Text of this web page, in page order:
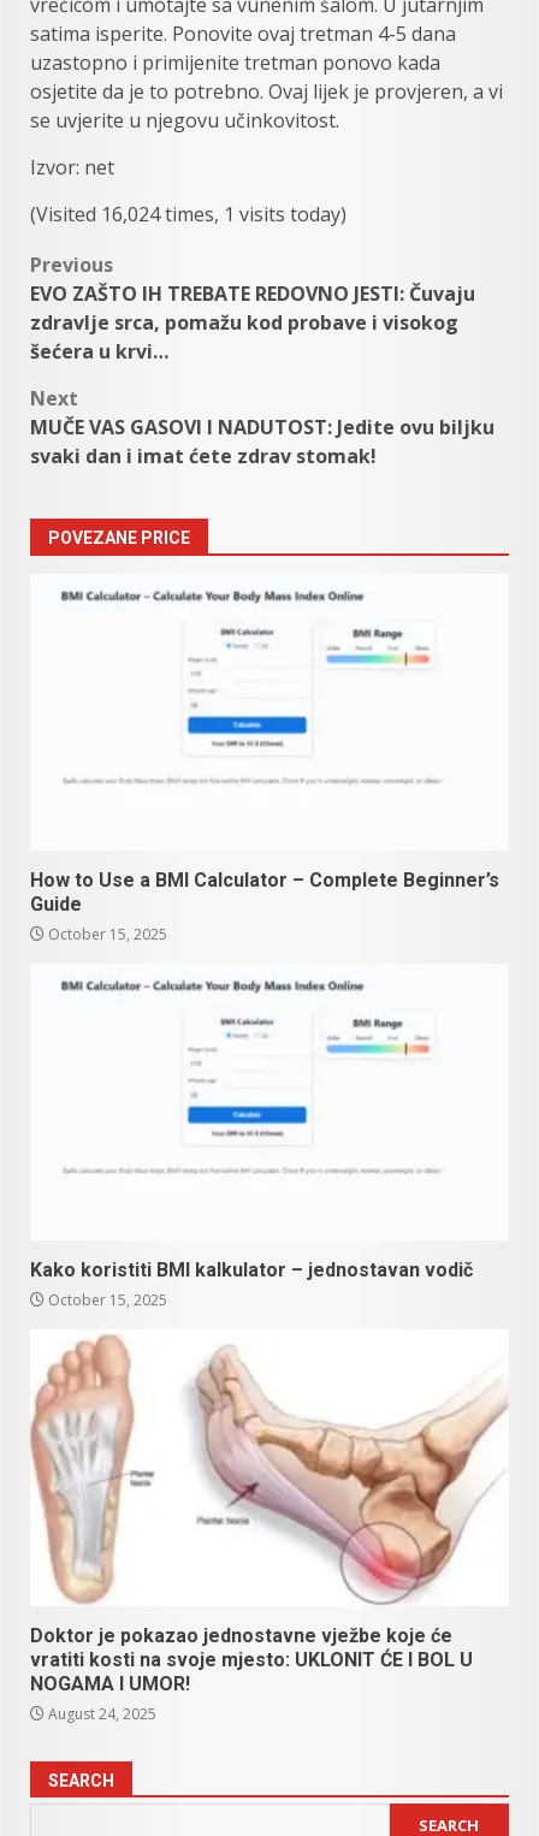
satima isperite. Ponovite ovaj tretman 4-5 dana
uzastopno i primijenite tretman ponovo kada
osjetite da je to potrebno. Ovaj lijek je provjeren, a vi
se uvjerite u njegovu učinkovitost.
Izvor: net
(Visited 16,024 times, 1 visits today)
Post
navigation
Previous
EVO ZAŠTO IH TREBATE REDOVNO JESTI: Čuvaju
zdravlje srca, pomažu kod probave i visokog
šećera u krvi…
Next
MUČE VAS GASOVI I NADUTOST: Jedite ovu biljku
svaki dan i imat ćete zdrav stomak!
POVEZANE PRICE
How to Use a BMI Calculator – Complete Beginner’s
Guide
October 15, 2025
Kako koristiti BMI kalkulator – jednostavan vodič
October 15, 2025
Doktor je pokazao jednostavne vježbe koje će
vratiti kosti na svoje mjesto: UKLONIT ĆE I BOL U
NOGAMA I UMOR!
August 24, 2025
SEARCH
SEARCH